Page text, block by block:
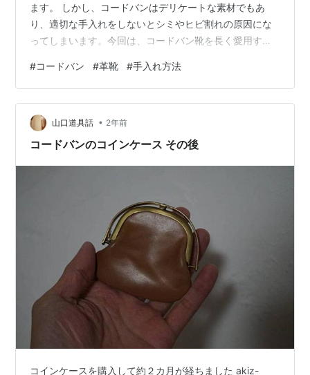
ます。 しかし、コードバンはデリケートな素材でもあ
り、適切な手入れをしないとシミやヒビ割れの原因にな
ってしまいます。今回は、コードバン靴を長く愛用する
バンの特徴と注意点 コードバン靴の基本的な手入れ手順
① ホコリを落とす（毎回のお手入れ） 乾拭きで表面を
整える ③ クリームで栄養補給（1〜2か月に1回） ④ ブ
ラッシングで馴染ませる ⑤ 乾拭き＆ポリッシング（仕
上げ） コードバン靴のトラブル対処法 ・水シミができた
#コードバン #革靴 #手入れ方法
山口道具話 • 2年前
コードバンのコインケース その後
コインケースを購入して約２カ月が経ちました akiz-